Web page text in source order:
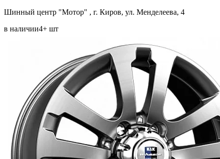
Шинный центр "Мотор" , г. Киров, ул. Менделеева, 4
в наличии4+ шт